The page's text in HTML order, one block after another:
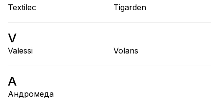
Textileс
Tigarden
V
Valessi Volans
А
Андромеда